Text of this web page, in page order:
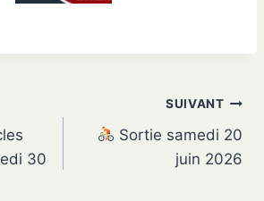
30
SUIVANT
Sortie samedi 20
juin 2026